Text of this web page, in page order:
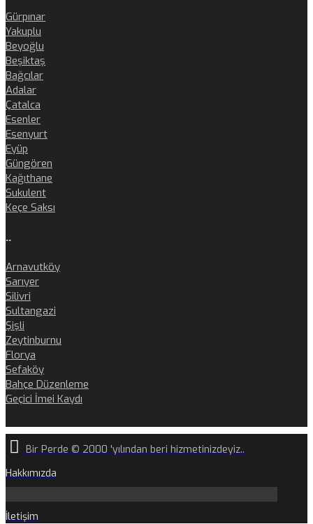
Gürpınar
Yakuplu
Beyoğlu
Beşiktaş
Bağcılar
Adalar
Çatalca
Esenler
Esenyurt
Eyüp
Güngören
Kağıthane
Sukulent
Keçe Saksı
..
Arnavutköy
Sarıyer
Silivri
Sultangazi
Şişli
Zeytinburnu
Florya
Sefaköy
Bahçe Düzenleme
Geçici İmei Kaydı
Bir Perde © 2000 'yılından beri hizmetinizdeyiz..
Hakkımızda
İletişim